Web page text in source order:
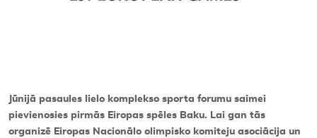
Jūnijā pasaules lielo komplekso sporta forumu saimei
pievienosies pirmās Eiropas spēles Baku. Lai gan tās
organizē Eiropas Nacionālo olimpisko komiteju asociācija un